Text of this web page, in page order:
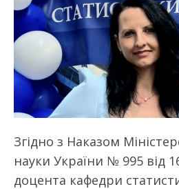
Згідно з Наказом
науки України № 995 від
доцента кафедри